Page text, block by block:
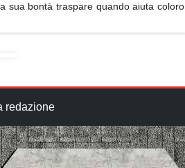
sua bontà traspare quando aiuta coloro
redazione